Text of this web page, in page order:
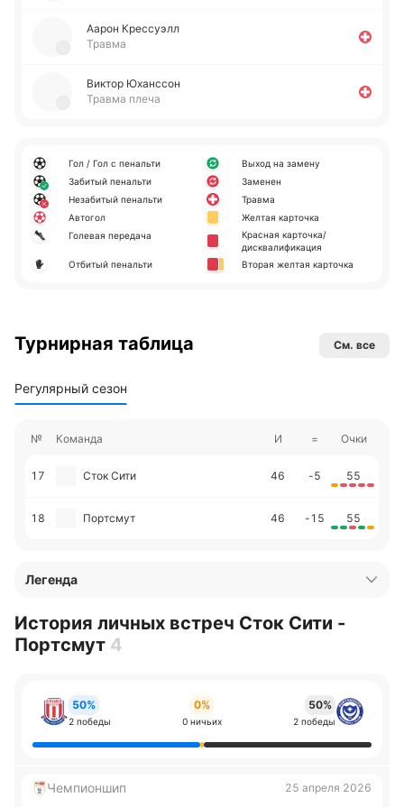
Аарон Кре­ссуэлл
Травма
Виктор Юха­нссон
Травма плеча
Гол / Гол с пенальти
Забитый пенальти
Незабитый пенальти
Автогол
Голевая передача
Отбитый пенальти
Выход на замену
Заменен
Травма
Желтая карточка
Красная карточка/
дисквалификация
Вторая желтая карточка
Турнирная таблица См. все
Регулярный сезон
№ Команда И = Очки
17 Сток Сити 46 -5 55
18 Портсмут 46 -15 55
Легенда
История личных встреч Сток Сити -
Портсмут 4
50%
2 победы
0%
0 ничьих
50%
2 победы
Чемпионшип 25 апреля 2026